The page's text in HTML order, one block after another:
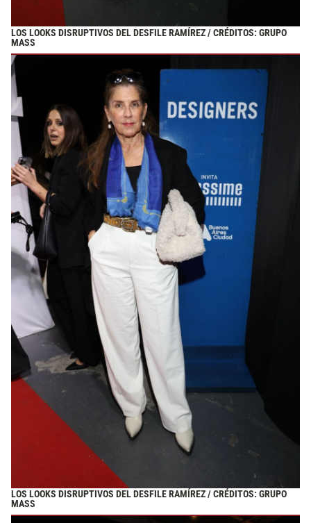
LOS LOOKS DISRUPTIVOS DEL DESFILE RAMÍREZ / CRÉDITOS: GRUPO
MASS
LOS LOOKS DISRUPTIVOS DEL DESFILE RAMÍREZ / CRÉDITOS: GRUPO
MASS